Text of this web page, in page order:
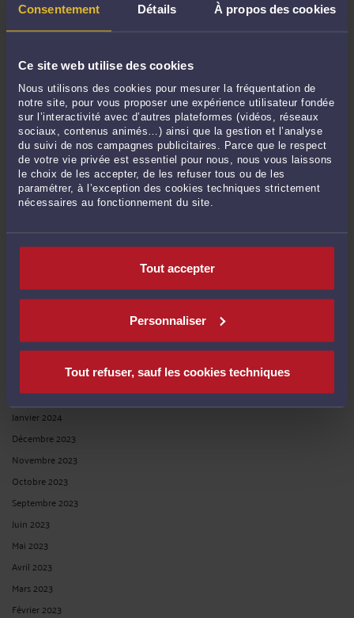
Consentement Détails À propos des cookies
Ce site web utilise des cookies
Nous utilisons des cookies pour mesurer la fréquentation de
notre site, pour vous proposer une expérience utilisateur fondée
sur l’interactivité avec d’autres plateformes (vidéos, réseaux
sociaux, contenus animés…) ainsi que la gestion et l’analyse
du suivi de nos campagnes publicitaires. Parce que le respect
de votre vie privée est essentiel pour nous, nous vous laissons
le choix de les accepter, de les refuser tous ou de les
paramétrer, à l’exception des cookies techniques strictement
nécessaires au fonctionnement du site.
Tout accepter
Personnaliser
Tout refuser, sauf les cookies techniques
Septembre 2025
Août 2025
Mai 2025
Avril 2025
Mars 2025
Février 2025
Janvier 2025
Décembre 2024
Novembre 2024
Septembre 2024
Juillet 2024
Avril 2024
Février 2024
Janvier 2024
Décembre 2023
Novembre 2023
Octobre 2023
Septembre 2023
Juin 2023
Mai 2023
Avril 2023
Mars 2023
Février 2023